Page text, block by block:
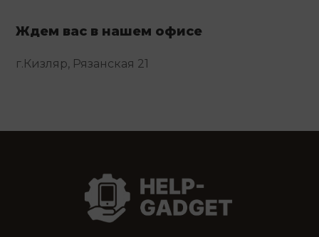
Ждем вас в нашем офисе
г.Кизляр, Рязанская 21